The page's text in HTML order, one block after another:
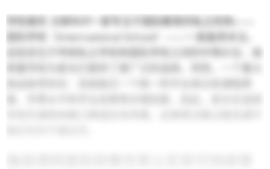
学校喜欢 文斯科尔
一家专注于国际教育的私立机构——
国际学校（International School）——一直备受关注。